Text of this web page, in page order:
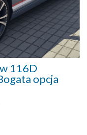
116D
opcja